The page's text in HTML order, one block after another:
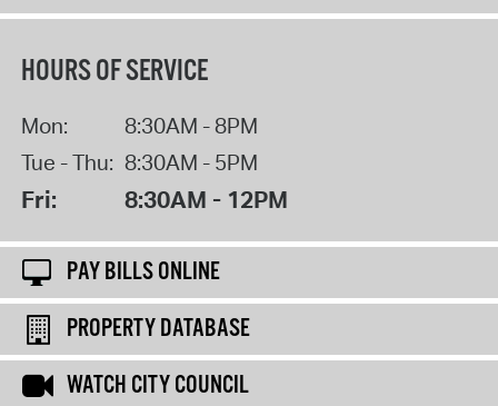
HOURS OF SERVICE
Mon:
8:30AM - 8PM
Tue - Thu: 8:30AM - 5PM
Fri: 8:30AM - 12PM
PAY BILLS ONLINE
PROPERTY DATABASE
WATCH CITY COUNCIL